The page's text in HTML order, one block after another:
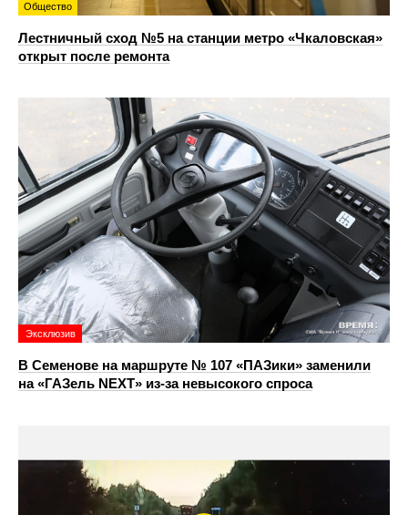
Общество
Лестничный сход №5 на станции метро «Чкаловская»
открыт после ремонта
Эксклюзив
В Семенове на маршруте № 107 «ПАЗики» заменили
на «ГАЗель NEXT» из‑за невысокого спроса